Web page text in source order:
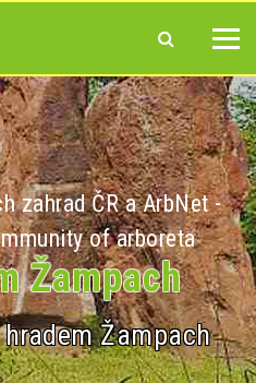
zahrad ČR a ArbNet -
of arboreta
Žampach
Žampach